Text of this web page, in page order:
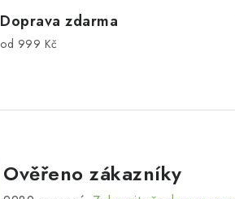
Doprava zdarma
od 999 Kč
Ověřeno zákazníky